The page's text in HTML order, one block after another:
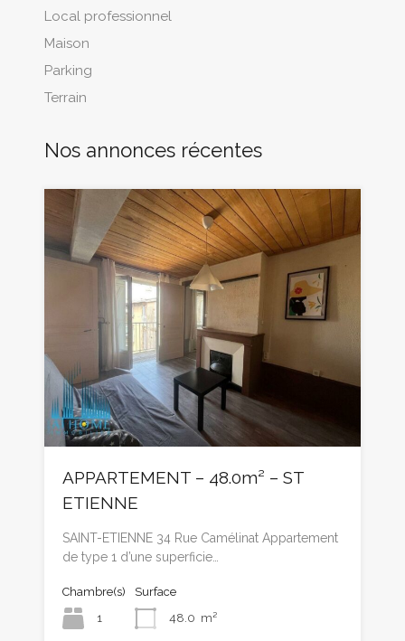
Local professionnel
Maison
Parking
Terrain
Nos annonces récentes
APPARTEMENT – 48.0m² – ST
ETIENNE
SAINT-ETIENNE 34 Rue Camélinat Appartement
de type 1 d’une superficie…
Chambre(s)
1
Surface
48.0 m²